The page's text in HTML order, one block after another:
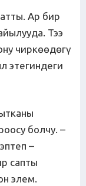
Ар бир
Тээ
чиркөөдөгү
этегиндеги
болчу. –
–
сапты
элем.